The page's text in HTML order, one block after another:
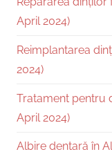
April 2024)
Reimplantarea
2024)
Tratament pentru
April 2024)
Albire dentară în